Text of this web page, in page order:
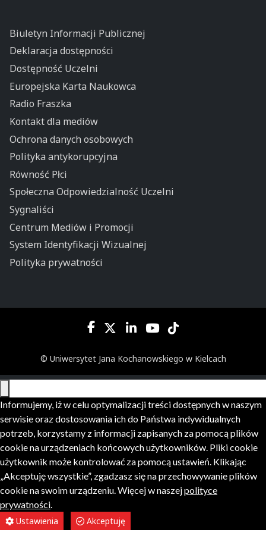
Biuletyn Informacji Publicznej
Deklaracja dostępności
Dostępność Uczelni
Europejska Karta Naukowca
Radio Fraszka
Kontakt dla mediów
Ochrona danych osobowych
Polityka antykorupcyjna
Równość Płci
Społeczna Odpowiedzialność Uczelni
Sygnaliści
Centrum Mediów i Promocji
System Identyfikacji Wizualnej
Polityka prywatności
© Uniwersytet Jana Kochanowskiego w Kielcach
Informujemy, iż w celu optymalizacji treści dostępnych w naszym
serwisie oraz dostosowania ich do Państwa indywidualnych
potrzeb, korzystamy z informacji zapisanych za pomocą plików
cookie na urządzeniach końcowych użytkowników. Pliki cookie
użytkownik może kontrolować za pomocą ustawień. Klikając
„Akceptuję wszystkie”, zgadzasz się na przechowywanie plików
cookie na swoim urządzeniu. Więcej w naszejpolityce
prywatności.
Ustawienia
Akceptuję